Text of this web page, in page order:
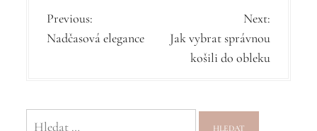
N
a
Previous:
Nadčasová elegance
Next:
Jak vybrat správnou
košili do obleku
Vyhledávání